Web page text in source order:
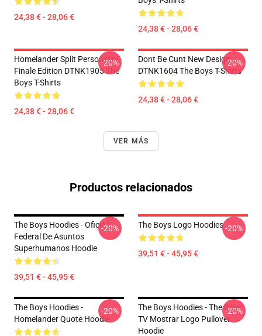
24,38 € - 28,06 €
24,38 € - 28,06 €
Homelander Split Personality
Finale Edition DTNK1905 The
Boys T-Shirts
24,38 € - 28,06 €
-20%
Dont Be Cunt New Design
DTNK1604 The Boys T-Shirts
24,38 € - 28,06 €
-20%
VER MÁS
Productos relacionados
The Boys Hoodies - Oficina
Federal De Asuntos
Superhumanos Hoodie
39,51 € - 45,95 €
-20% The Boys Logo Hoodies
39,51 € - 45,95 €
-20%
The Boys Hoodies -
Homelander Quote Hoodie
-20%
The Boys Hoodies - The Boys
TV Mostrar Logo Pullover
Hoodie
-20%